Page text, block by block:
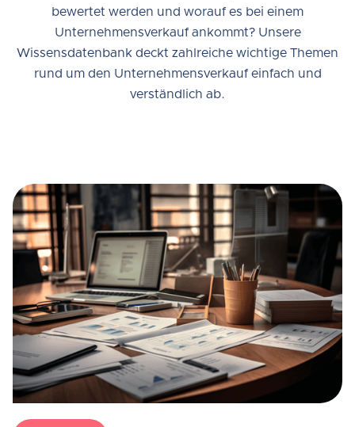
bewertet werden und worauf es bei einem
Unternehmensverkauf ankommt? Unsere
Wissensdatenbank deckt zahlreiche wichtige Themen
rund um den Unternehmensverkauf einfach und
verständlich ab.